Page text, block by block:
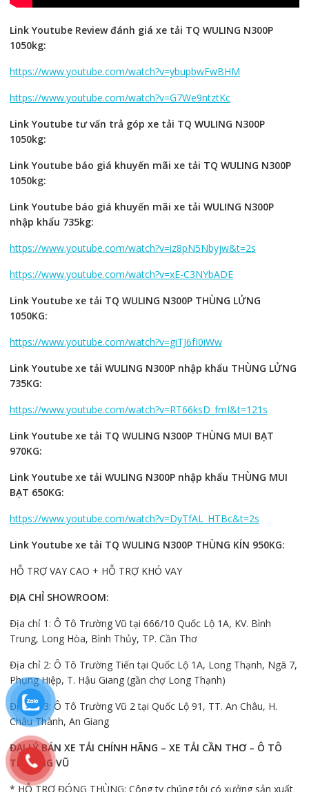
Link Youtube Review đánh giá xe tải TQ WULING N300P
1050kg:
https://www.youtube.com/watch?v=ybupbwFwBHM
https://www.youtube.com/watch?v=G7We9ntztKc
Link Youtube tư vấn trả góp xe tải TQ WULING N300P
1050kg:
Link Youtube báo giá khuyến mãi xe tải TQ WULING N300P
1050kg:
Link Youtube báo giá khuyến mãi xe tải WULING N300P
nhập khẩu 735kg:
https://www.youtube.com/watch?v=iz8pN5Nbyjw&t=2s
https://www.youtube.com/watch?v=xE-C3NYbADE
Link Youtube xe tải TQ WULING N300P THÙNG LỬNG
1050KG:
https://www.youtube.com/watch?v=giTJ6fI0iWw
Link Youtube xe tải WULING N300P nhập khẩu THÙNG LỬNG
735KG:
https://www.youtube.com/watch?v=RT66ksD_fmI&t=121s
Link Youtube xe tải TQ WULING N300P THÙNG MUI BẠT
970KG:
Link Youtube xe tải WULING N300P nhập khẩu THÙNG MUI
BẠT 650KG:
https://www.youtube.com/watch?v=DyTfAL_HTBc&t=2s
Link Youtube xe tải TQ WULING N300P THÙNG KÍN 950KG:
HỖ TRỢ VAY CAO + HỖ TRỢ KHÓ VAY
ĐỊA CHỈ SHOWROOM:
Địa chỉ 1: Ô Tô Trường Vũ tại 666/10 Quốc Lộ 1A, KV. Bình
Trung, Long Hòa, Bình Thủy, TP. Cần Thơ
Địa chỉ 2: Ô Tô Trường Tiến tại Quốc Lộ 1A, Long Thạnh, Ngã 7,
Phụng Hiệp, T. Hậu Giang (gần chợ Long Thạnh)
Địa chỉ 3: Ô Tô Trường Vũ 2 tại Quốc Lộ 91, TT. An Châu, H.
Châu Thành, An Giang
ĐẠI LÝ BÁN XE TẢI CHÍNH HÃNG – XE TẢI CẦN THƠ – Ô TÔ
TRƯỜNG VŨ
* HỖ TRỢ ĐÓNG THÙNG: Công ty chúng tôi có xưởng sản xuất